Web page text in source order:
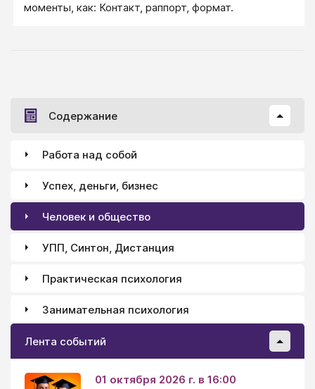
моменты, как: Контакт, раппорт, формат.
Содержание
Работа над собой
Успех, деньги, бизнес
Человек и общество
УПП, Синтон, Дистанция
Практическая психология
Занимательная психология
Лента событий
01 октября 2026 г. в 16:00